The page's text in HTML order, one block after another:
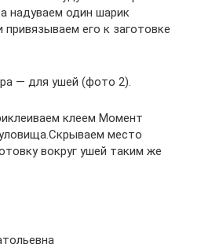
надуваем один шарик
его к заготовке
— для ушей (фото 2).
клеем Момент
место
вокруг ушей таким же